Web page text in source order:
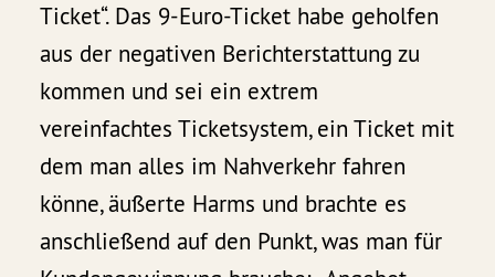
Ticket“. Das 9-Euro-Ticket habe geholfen
aus der negativen Berichterstattung zu
kommen und sei ein extrem
vereinfachtes Ticketsystem, ein Ticket mit
dem man alles im Nahverkehr fahren
könne, äußerte Harms und brachte es
anschließend auf den Punkt, was man für